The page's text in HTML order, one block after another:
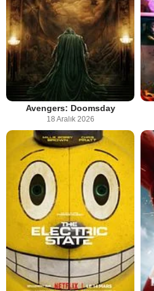
Avengers: Doomsday
18 Aralık 2026